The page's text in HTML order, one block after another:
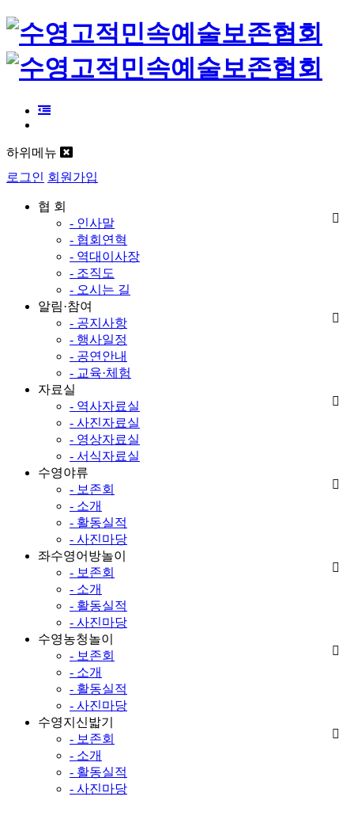
하위메뉴
로그인 회원가입
협 회
- 인사말
- 협회연혁
- 역대이사장
- 조직도
- 오시는 길
알림·참여
- 공지사항
- 행사일정
- 공연안내
- 교육·체험
자료실
- 역사자료실
- 사진자료실
- 영상자료실
- 서식자료실
수영야류
- 보존회
- 소개
- 활동실적
- 사진마당
좌수영어방놀이
- 보존회
- 소개
- 활동실적
- 사진마당
수영농청놀이
- 보존회
- 소개
- 활동실적
- 사진마당
수영지신밟기
- 보존회
- 소개
- 활동실적
- 사진마당